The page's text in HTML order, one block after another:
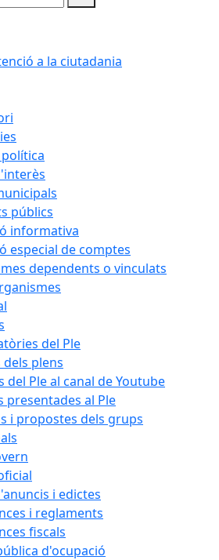
a la ciutadania
públics
informativa
especial de comptes
dependents o vinculats
del Ple
plens
del Ple al canal de Youtube
presentades al Ple
i propostes dels grups
i edictes
i reglaments
fiscals
d'ocupació